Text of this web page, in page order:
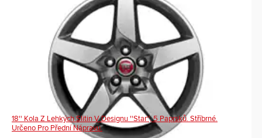
18'' Kola Z Lehkých Slitin V Designu ''Star'', 5 Paprsků. Stříbrné.
Určeno Pro Přední Nápravu.